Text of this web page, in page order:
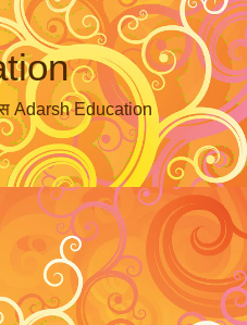
Adarsh Education